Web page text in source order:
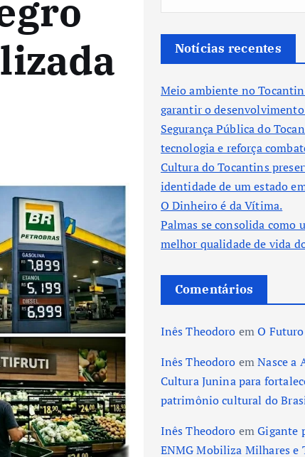
Notícias recentes
Meio ambiente no
garantir o
Segurança Pública do
tecnologia e reforça
Cultura do Tocantins
identidade de um estado
O Dinheiro é da Vítima.
Palmas se consolida como
melhor qualidade de vida
Comentários
Inês Theodoro emO
Inês Theodoro emNasce a
Cultura Junina para
patrimônio cultural do
Inês Theodoro emGigante
ENMG Mobiliza Milhares e